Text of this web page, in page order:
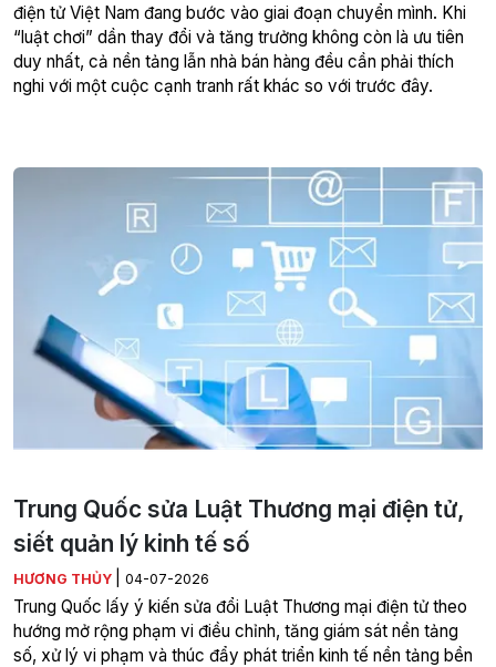
điện tử Việt Nam đang bước vào giai đoạn chuyển mình. Khi
“luật chơi” dần thay đổi và tăng trưởng không còn là ưu tiên
duy nhất, cả nền tảng lẫn nhà bán hàng đều cần phải thích
nghi với một cuộc cạnh tranh rất khác so với trước đây.
Trung Quốc sửa Luật Thương mại điện tử,
siết quản lý kinh tế số
HƯƠNG THỦY 04-07-2026
Trung Quốc lấy ý kiến sửa đổi Luật Thương mại điện tử theo
hướng mở rộng phạm vi điều chỉnh, tăng giám sát nền tảng
số, xử lý vi phạm và thúc đẩy phát triển kinh tế nền tảng bền